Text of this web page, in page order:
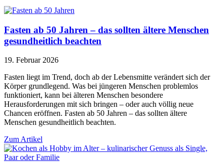
Fasten ab 50 Jahren – das sollten ältere Menschen
gesundheitlich beachten
19. Februar 2026
Fasten liegt im Trend, doch ab der Lebensmitte verändert sich der
Körper grundlegend. Was bei jüngeren Menschen problemlos
funktioniert, kann bei älteren Menschen besondere
Herausforderungen mit sich bringen – oder auch völlig neue
Chancen eröffnen. Fasten ab 50 Jahren – das sollten ältere
Menschen gesundheitlich beachten.
Zum Artikel